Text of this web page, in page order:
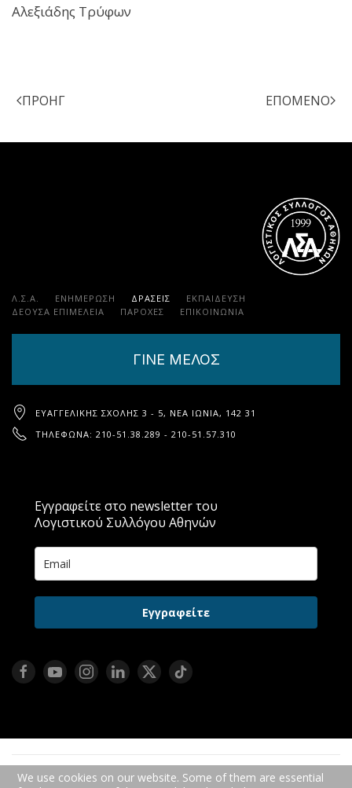
Αλεξιάδης Τρύφων
ΠΡΟΗΓ ΕΠΌΜΕΝΟ
Λ.Σ.Α. ΕΝΗΜΕΡΩΣΗ ΔΡΑΣΕΙΣ
ΕΚΠΑΊΔΕΥΣΗ
ΔΕΟΥΣΑ ΕΠΙΜΕΛΕΙΑ
ΠΑΡΟΧΈΣ ΕΠΙΚΟΙΝΩΝΊΑ
ΓΙΝΕ ΜΕΛΟΣ
ΕΥΑΓΓΕΛΙΚΉΣ ΣΧΟΛΉΣ 3 - 5, ΝΈΑ ΙΩΝΊΑ, 142 31
ΤΗΛΈΦΩΝΑ: 210-51.38.289 - 210-51.57.310
Εγγραφείτε στο newsletter του
Λογιστικού Συλλόγου Αθηνών
Εγγραφείτε
ΠΡΟΣΩΠΙΚΆ ΔΕΔΟΜΈΝΑ ΠΟΛΙΤΙΚΉ COOKIES
We use cookies on our website. Some of them are essential